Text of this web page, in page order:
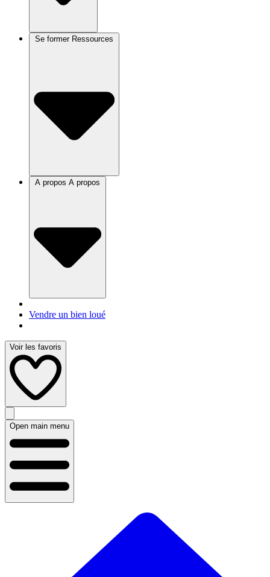
Se former
A propos
Vendre un bien loué
Voir les favoris
Open main menu